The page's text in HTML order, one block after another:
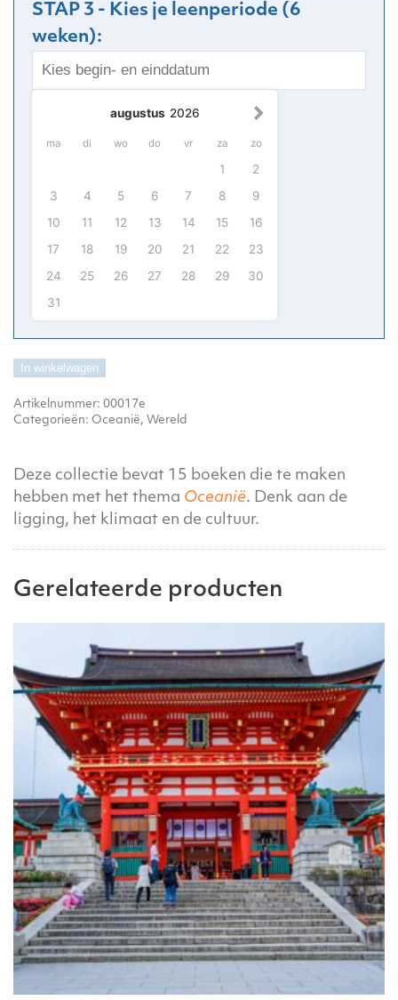
STAP 3 - Kies je leenperiode (6
weken):
augustus 2026
ma di wo do vr za zo
1
2
3
4 5 6 7 8
9
10
11 12 13 14 15
16
17
18 19 20 21 22
23
24
25 26 27 28 29
30
31
In winkelwagen
Artikelnummer: 00017e
Categorieën: Oceanië, Wereld
Deze collectie bevat 15 boeken die te maken
hebben met het thema Oceanië. Denk aan de
ligging, het klimaat en de cultuur.
Gerelateerde producten